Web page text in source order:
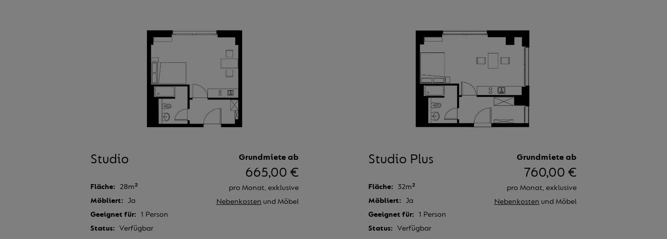
Studio
Fläche
28m²
Möbliert
Ja
Geeignet für
1 Person
Status
Verfügbar
Grundmiete ab
665,00 €
pro Monat, exklusive
Nebenkosten und Möbel
Studio Plus
Fläche
32m²
Möbliert
Ja
Geeignet für
1 Person
Status
Verfügbar
Grundmiete ab
760,00 €
pro Monat, exklusive
Nebenkosten und Möbel